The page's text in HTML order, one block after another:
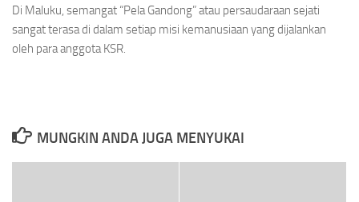
Di Maluku, semangat “Pela Gandong” atau persaudaraan sejati
sangat terasa di dalam setiap misi kemanusiaan yang dijalankan
oleh para anggota KSR.
MUNGKIN ANDA JUGA MENYUKAI